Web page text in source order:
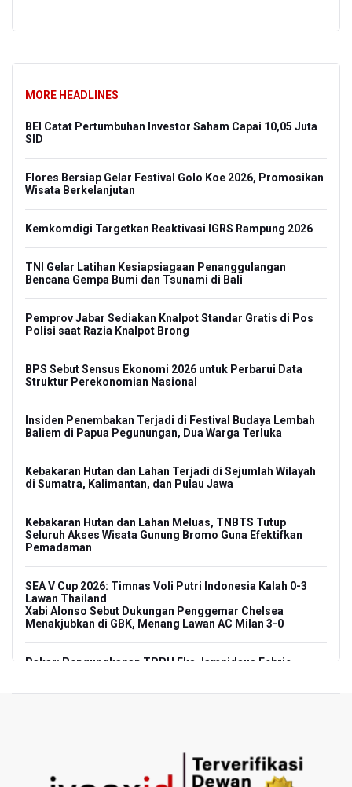
MORE HEADLINES
BEI Catat Pertumbuhan Investor Saham Capai 10,05 Juta
SID
Flores Bersiap Gelar Festival Golo Koe 2026, Promosikan
Wisata Berkelanjutan
Kemkomdigi Targetkan Reaktivasi IGRS Rampung 2026
TNI Gelar Latihan Kesiapsiagaan Penanggulangan
Bencana Gempa Bumi dan Tsunami di Bali
Pemprov Jabar Sediakan Knalpot Standar Gratis di Pos
Polisi saat Razia Knalpot Brong
BPS Sebut Sensus Ekonomi 2026 untuk Perbarui Data
Struktur Perekonomian Nasional
Insiden Penembakan Terjadi di Festival Budaya Lembah
Baliem di Papua Pegunungan, Dua Warga Terluka
Kebakaran Hutan dan Lahan Terjadi di Sejumlah Wilayah
di Sumatra, Kalimantan, dan Pulau Jawa
Kebakaran Hutan dan Lahan Meluas, TNBTS Tutup
Seluruh Akses Wisata Gunung Bromo Guna Efektifkan
Pemadaman
SEA V Cup 2026: Timnas Voli Putri Indonesia Kalah 0-3
Lawan Thailand
Xabi Alonso Sebut Dukungan Penggemar Chelsea
Menakjubkan di GBK, Menang Lawan AC Milan 3-0
Pakar: Pengungkapan TPPU Eks Jampidsus Febrie
BPIP: Satu Siswa Sekolah Rakyat Jadi Calon Paskibraka
Nasional